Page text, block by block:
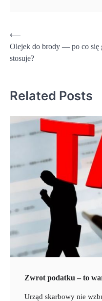
Nawigacja
wpisu
⟵
Olejek do brody — po co się
stosuje?
Related Posts
Zwrot podatku – to
Urząd skarbowy nie